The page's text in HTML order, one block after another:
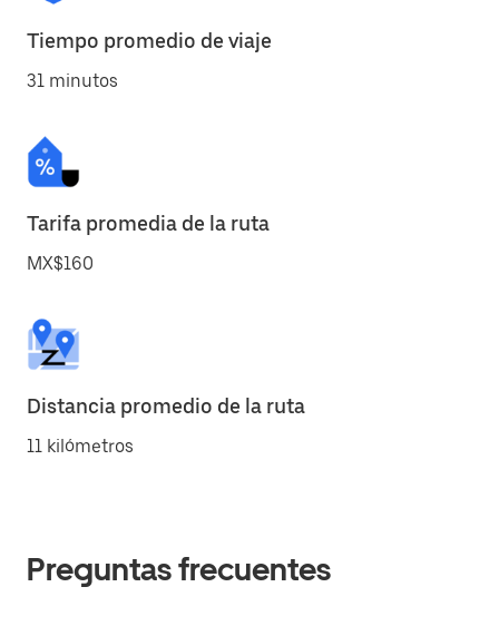
Tiempo promedio de viaje
31 minutos
Tarifa promedia de la ruta
MX$160
Distancia promedio de la ruta
11 kilómetros
Preguntas frecuentes